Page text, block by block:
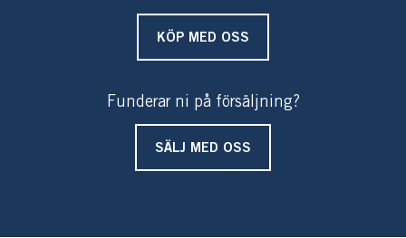
KÖP MED OSS
Funderar ni på försäljning?
SÄLJ MED OSS